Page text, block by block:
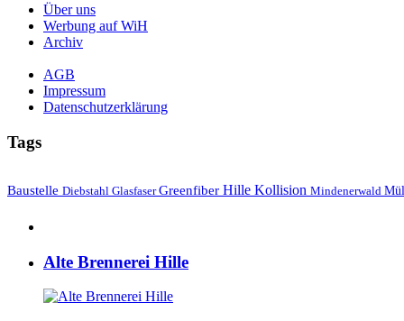
Über uns
Werbung auf WiH
Archiv
AGB
Impressum
Datenschutzerklärung
Tags
Baustelle Diebstahl GlasfaserGreenfiber Hille Kollision Mindenerwald
Alte Brennerei Hille